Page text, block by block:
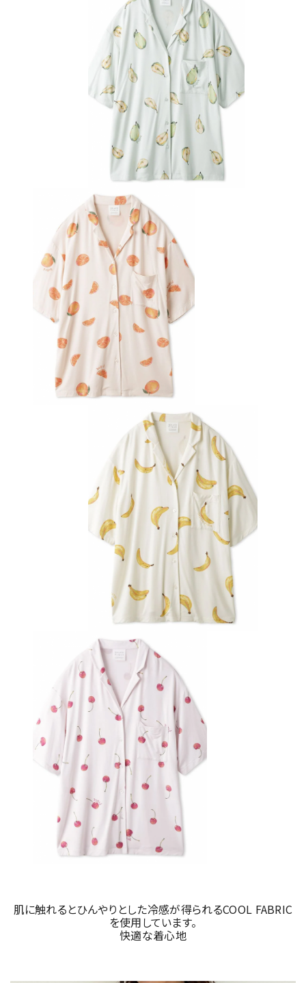
肌に触れるとひんやりとした冷感が得られるCOOL FABRIC
を使用しています。
快適な着心地